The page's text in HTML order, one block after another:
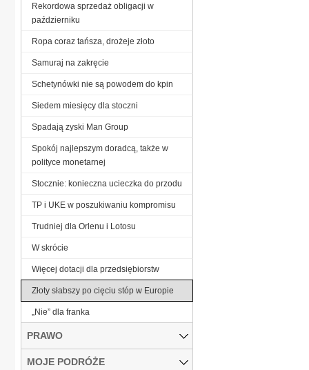
Rekordowa sprzedaż obligacji w
październiku
Ropa coraz tańsza, drożeje złoto
Samuraj na zakręcie
Schetynówki nie są powodem do kpin
Siedem miesięcy dla stoczni
Spadają zyski Man Group
Spokój najlepszym doradcą, także w
polityce monetarnej
Stocznie: konieczna ucieczka do przodu
TP i UKE w poszukiwaniu kompromisu
Trudniej dla Orlenu i Lotosu
W skrócie
Więcej dotacji dla przedsiębiorstw
Złoty słabszy po cięciu stóp w Europie
„Nie” dla franka
PRAWO
MOJE PODRÓŻE